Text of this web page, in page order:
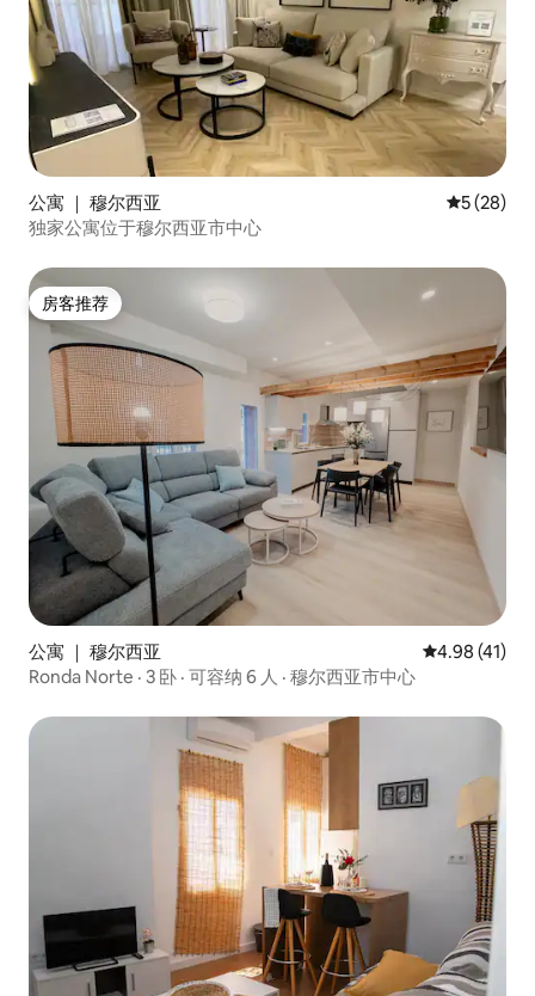
公寓 ｜ 穆尔西亚 平均评分
5 (28)
独家公寓位于穆尔西亚市中心
房客推荐
房客推荐
公寓 ｜ 穆尔西亚 平均评分
4.98 (41)
Ronda Norte · 3 卧 · 可容纳 6 人 · 穆尔西亚市中心